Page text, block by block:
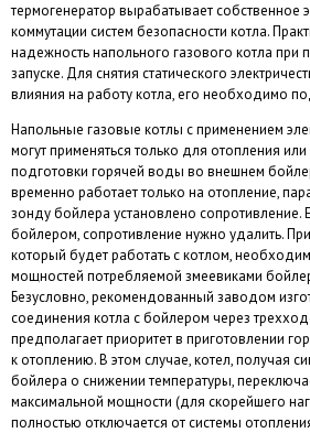
термогенератор вырабатывает собственное
коммутации систем безопасности котла.
надежность напольного газового котла при
запуске. Для снятия статического
влияния на работу котла, его необходимо
Напольные газовые котлы с применением
могут применяться только для отопления
подготовки горячей воды во внешнем
временно работает только на отопление,
зонду бойлера установлено сопротивление.
бойлером, сопротивление нужно удалить.
который будет работать с котлом,
мощностей потребляемой змеевиками
Безусловно, рекомендованный заводом
соединения котла с бойлером через
предполагает приоритет в приготовлении
к отоплению. В этом случае, котел, получая
бойлера о снижении температуры,
максимальной мощности (для скорейшего
полностью отключается от системы